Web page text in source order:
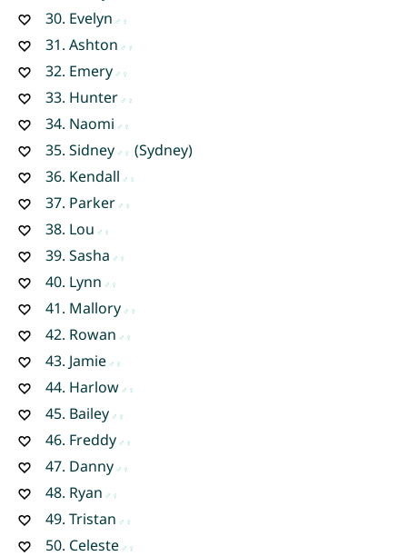
30. Evelyn
31. Ashton
32. Emery
33. Hunter
34. Naomi
35. Sidney
(Sydney)
36. Kendall
37. Parker
38. Lou
39. Sasha
40. Lynn
41. Mallory
42. Rowan
43. Jamie
44. Harlow
45. Bailey
46. Freddy
47. Danny
48. Ryan
49. Tristan
50. Celeste